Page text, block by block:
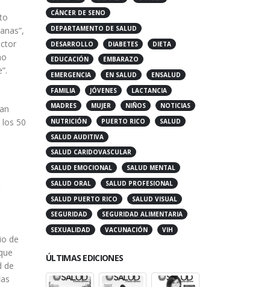
50
de
de
CÁNCER DE SENO
DEPARTAMENTO DE SALUD
DESARROLLO
DIABETES
DIETA
EDUCACIÓN
EMBARAZO
EMERGENCIA
EN SALUD
ENSALUD
FAMILIA
JÓVENES
LACTANCIA
MADRES
MUJER NIÑOS
NOTICIAS
NUTRICIÓN
PUERTO RICO
SALUD
SALUD AUDITIVA
SALUD CARIDOVASCULAR
SALUD EMOCIONAL
SALUD MENTAL
SALUD ORAL
SALUD PROFESIONAL
SALUD PUERTO RICO
SALUD VISUAL
SEGURIDAD
SEGURIDAD ALIMENTARIA
SEXUALIDAD
VACUNACIÓN VIH
ÚLTIMAS EDICIONES